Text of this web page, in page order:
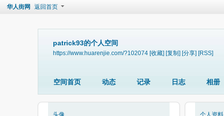
华人街网 返回首页
patrick93的个人空间
https://www.huarenjie.com/?102074 [收藏] [复制] [分享] [RSS]
空间首页 动态 记录 日志 相册
头像 个人资料